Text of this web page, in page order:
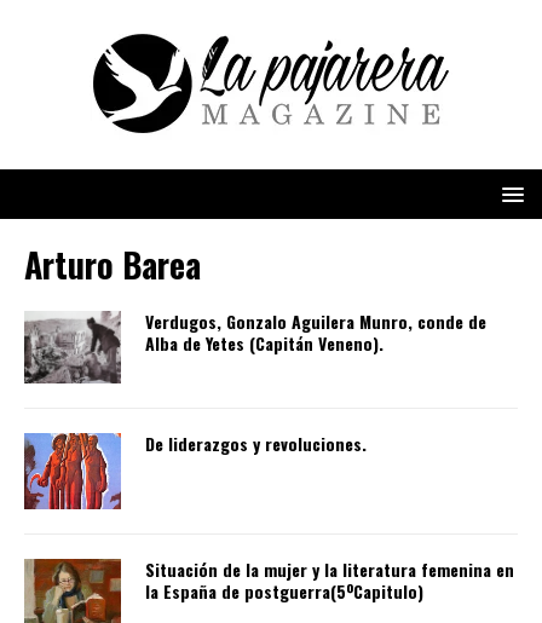
Arturo Barea
Verdugos, Gonzalo Aguilera Munro, conde de
Alba de Yetes (Capitán Veneno).
De liderazgos y revoluciones.
Situación de la mujer y la literatura femenina en
la España de postguerra(5ºCapitulo)